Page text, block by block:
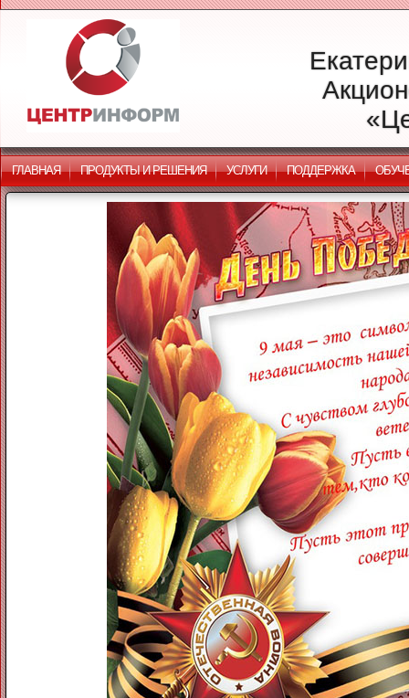
ГЛАВНАЯ ПРОДУКТЫ И РЕШЕНИЯ УСЛУГИ ПОДДЕРЖКА